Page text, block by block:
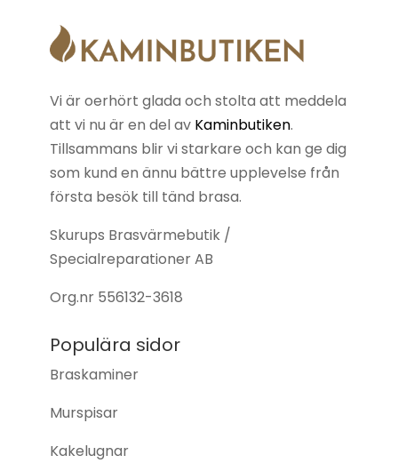
Vi är oerhört glada och stolta att meddela
att vi nu är en del av Kaminbutiken.
Tillsammans blir vi starkare och kan ge dig
som kund en ännu bättre upplevelse från
första besök till tänd brasa.
Skurups Brasvärmebutik /
Specialreparationer AB
Org.nr 556132-3618
Populära sidor
Braskaminer
Murspisar
Kakelugnar